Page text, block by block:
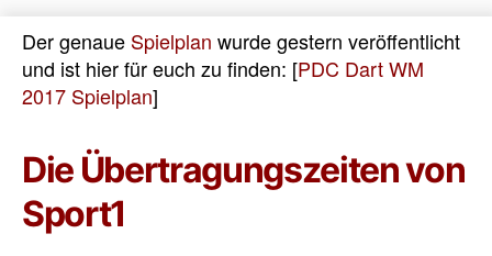
Der genaue Spielplan wurde gestern veröffentlicht
und ist hier für euch zu finden: [PDC Dart WM
2017 Spielplan]
Die Übertragungszeiten von
Sport1